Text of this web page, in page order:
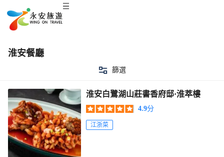
淮安餐廳
篩選
淮安白鷺湖山莊書香府邸·淮萃樓
4.9分
江浙菜